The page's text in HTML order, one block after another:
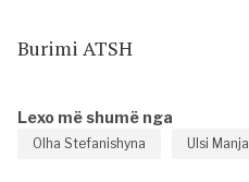
Burimi ATSH
Lexo më shumë nga
Olha Stefanishyna Ulsi Manja